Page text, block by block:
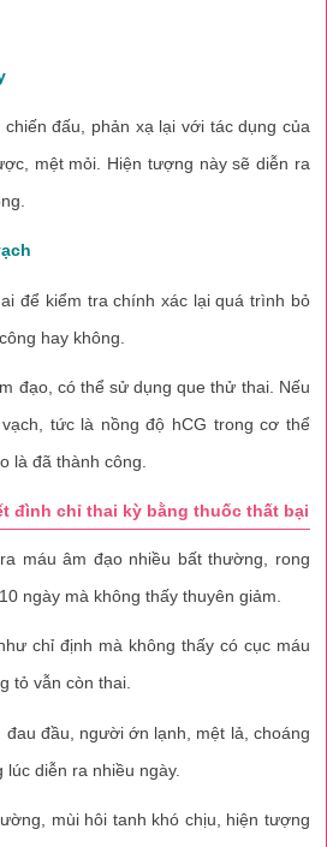
đấu, phản xạ lại với tác dụng của
mệt mỏi. Hiện tượng này sẽ diễn ra
kiểm tra chính xác lại quá trình bỏ
hay không.
có thể sử dụng que thử thai. Nếu
tức là nồng độ hCG trong cơ thể
là đã thành công.
đình chỉ thai kỳ bằng thuốc thất bại
âm đạo nhiều bất thường, rong
ngày mà không thấy thuyên giảm.
chỉ định mà không thấy có cục máu
tỏ vẫn còn thai.
đầu, người ớn lạnh, mệt lả, choáng
diễn ra nhiều ngày.
mùi hôi tanh khó chịu, hiện tượng